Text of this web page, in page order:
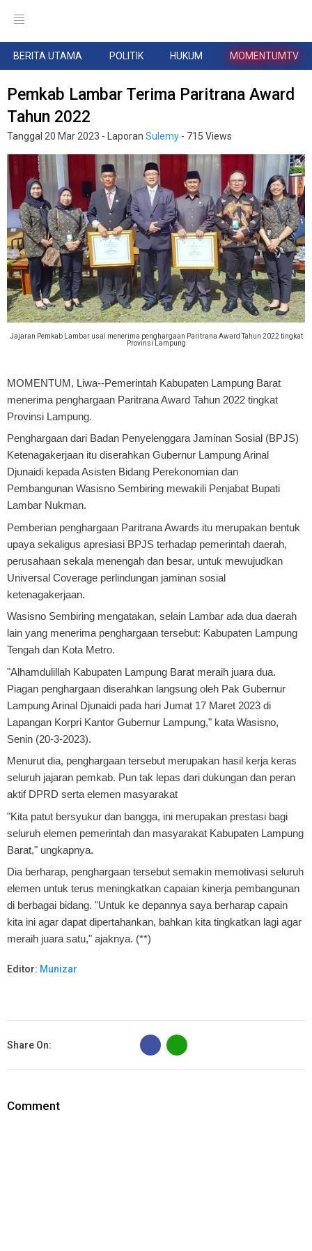
BERITA UTAMA POLITIK HUKUM MOMENTUMTV
Pemkab Lambar Terima Paritrana Award
Tahun 2022
Tanggal 20 Mar 2023 - Laporan Sulemy - 715 Views
Jajaran Pemkab Lambar usai menerima penghargaan Paritrana Award Tahun 2022 tingkat
Provinsi Lampung
MOMENTUM, Liwa--Pemerintah Kabupaten Lampung Barat
menerima penghargaan Paritrana Award Tahun 2022 tingkat
Provinsi Lampung.
Penghargaan dari Badan Penyelenggara Jaminan Sosial (BPJS)
Ketenagakerjaan itu diserahkan Gubernur Lampung Arinal
Djunaidi kepada Asisten Bidang Perekonomian dan
Pembangunan Wasisno Sembiring mewakili Penjabat Bupati
Lambar Nukman.
Pemberian penghargaan Paritrana Awards itu merupakan bentuk
upaya sekaligus apresiasi BPJS terhadap pemerintah daerah,
perusahaan sekala menengah dan besar, untuk mewujudkan
Universal Coverage perlindungan jaminan sosial
ketenagakerjaan.
Wasisno Sembiring mengatakan, selain Lambar ada dua daerah
lain yang menerima penghargaan tersebut: Kabupaten Lampung
Tengah dan Kota Metro.
"Alhamdulillah Kabupaten Lampung Barat meraih juara dua.
Piagan penghargaan diserahkan langsung oleh Pak Gubernur
Lampung Arinal Djunaidi pada hari Jumat 17 Maret 2023 di
Lapangan Korpri Kantor Gubernur Lampung," kata Wasisno,
Senin (20-3-2023).
Menurut dia, penghargaan tersebut merupakan hasil kerja keras
seluruh jajaran pemkab. Pun tak lepas dari dukungan dan peran
aktif DPRD serta elemen masyarakat
"Kita patut bersyukur dan bangga, ini merupakan prestasi bagi
seluruh elemen pemerintah dan masyarakat Kabupaten Lampung
Barat," ungkapnya.
Dia berharap, penghargaan tersebut semakin memotivasi seluruh
elemen untuk terus meningkatkan capaian kinerja pembangunan
di berbagai bidang. "Untuk ke depannya saya berharap capain
kita ini agar dapat dipertahankan, bahkan kita tingkatkan lagi agar
meraih juara satu," ajaknya. (**)
Editor: Munizar
Share On:
B
Comment